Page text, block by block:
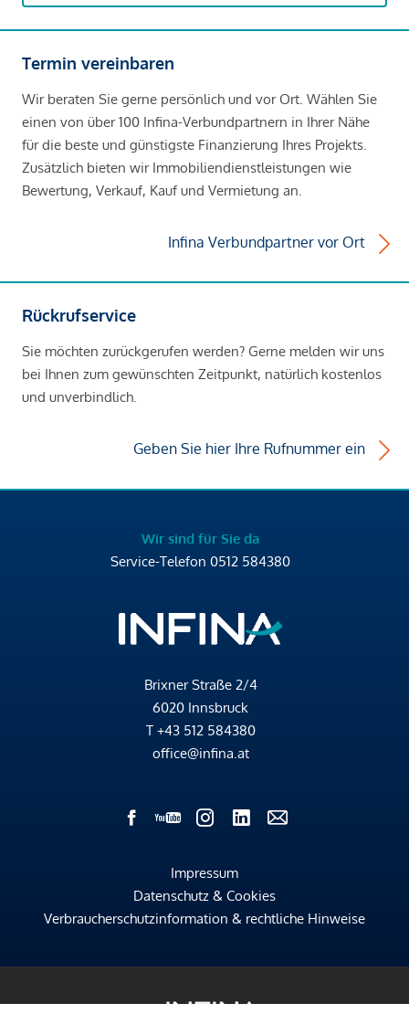
Termin vereinbaren
Wir beraten Sie gerne persönlich und vor Ort. Wählen Sie
einen von über 100 Infina-Verbundpartnern in Ihrer Nähe
für die beste und günstigste Finanzierung Ihres Projekts.
Zusätzlich bieten wir Immobiliendienstleistungen wie
Bewertung, Verkauf, Kauf und Vermietung an.
Infina Verbundpartner vor Ort
Rückrufservice
Sie möchten zurückgerufen werden? Gerne melden wir uns
bei Ihnen zum gewünschten Zeitpunkt, natürlich kostenlos
und unverbindlich.
Geben Sie hier Ihre Rufnummer ein
Wir sind für Sie da
Service-Telefon 0512 584380
Brixner Straße 2/4
6020 Innsbruck
T +43 512 584380
office@infina.at
Impressum
Datenschutz & Cookies
Verbraucherschutzinformation & rechtliche Hinweise